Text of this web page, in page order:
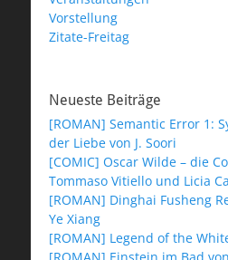
Vorstellung
Zitate-Freitag
Neueste Beiträge
[ROMAN] Semantic Error 1:
der Liebe von J. Soori
[COMIC] Oscar Wilde – die
Tommaso Vitiello und Licia
[ROMAN] Dinghai Fusheng
Ye Xiang
[ROMAN] Legend of the